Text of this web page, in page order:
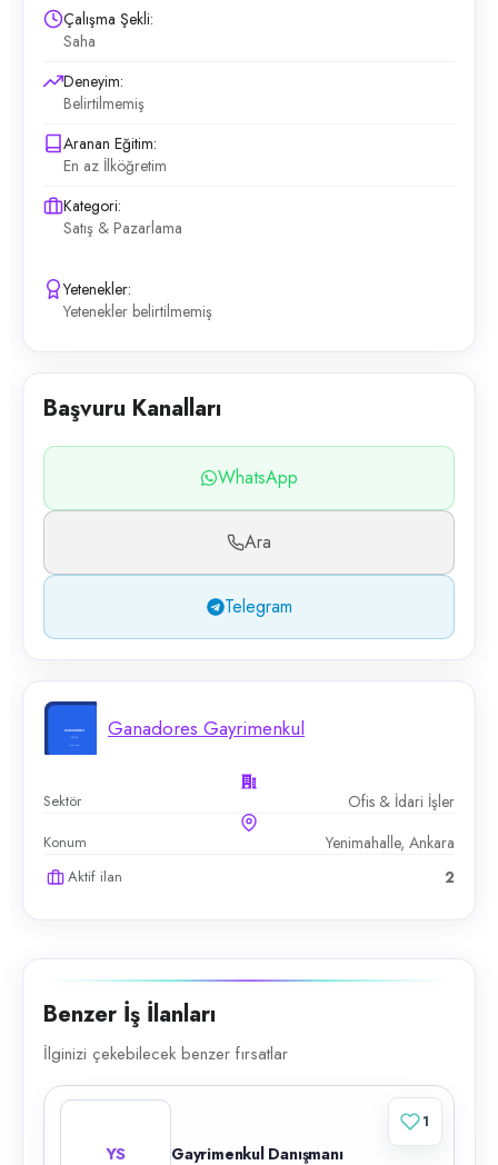
Çalışma Şekli:
Saha
Deneyim:
Belirtilmemiş
Aranan Eğitim:
En az İlköğretim
Kategori:
Satış & Pazarlama
Yetenekler:
Yetenekler belirtilmemiş
Başvuru Kanalları
WhatsApp
Ara
Telegram
Ganadores Gayrimenkul
Sektör Ofis & İdari İşler
Konum Yenimahalle, Ankara
Aktif ilan 2
Benzer İş İlanları
İlginizi çekebilecek benzer fırsatlar
YS Gayrimenkul Danışmanı
1